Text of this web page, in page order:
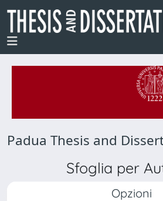
Padua Thesis and
Sfoglia per
Opzioni